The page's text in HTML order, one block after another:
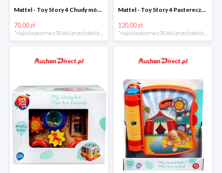
Mattel - Toy Story 4 Chudy mówiąca figurka w super cenie
70.00 zł
Mattel - Toy Story 4 Pastereczka w super cenie
120.00 zł